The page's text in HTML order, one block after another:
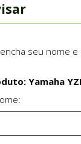
seu nome
Yamaha